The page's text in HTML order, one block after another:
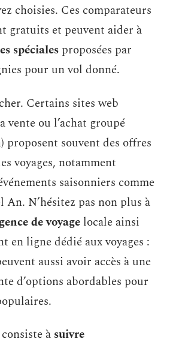
choisies. Ces comparateurs
gratuits et peuvent aider à
spéciales proposées par
pour un vol donné.
Certains sites web
vente ou l’achat groupé
proposent souvent des offres
voyages, notamment
saisonniers comme
An. N’hésitez pas non plus à
de voyage locale ainsi
en ligne dédié aux voyages :
aussi avoir accès à une
d’options abordables pour
à suivre